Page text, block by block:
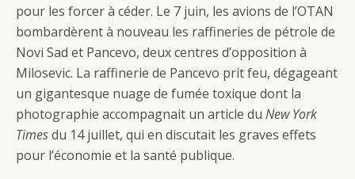
pour les forcer à céder. Le 7 juin, les avions de l’OTAN
bombardèrent à nouveau les raffineries de pétrole de
Novi Sad et Pancevo, deux centres d’opposition à
Milosevic. La raffinerie de Pancevo prit feu, dégageant
un gigantesque nuage de fumée toxique dont la
photographie accompagnait un article du New York
Timesdu 14 juillet, qui en discutait les graves effets
pour l’économie et la santé publique.